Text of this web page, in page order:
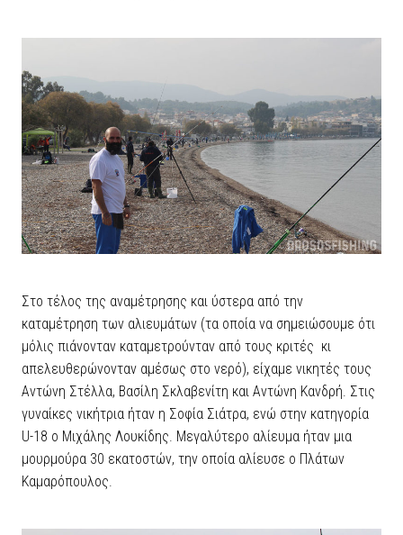
Στο τέλος της αναμέτρησης και ύστερα από την
καταμέτρηση των αλιευμάτων (τα οποία να σημειώσουμε ότι
μόλις πιάνονταν καταμετρούνταν από τους κριτές κι
απελευθερώνονταν αμέσως στο νερό), είχαμε νικητές τους
Αντώνη Στέλλα, Βασίλη Σκλαβενίτη και Αντώνη Κανδρή. Στις
γυναίκες νικήτρια ήταν η Σοφία Σιάτρα, ενώ στην κατηγορία
U-18 ο Μιχάλης Λουκίδης. Μεγαλύτερο αλίευμα ήταν μια
μουρμούρα 30 εκατοστών, την οποία αλίευσε ο Πλάτων
Καμαρόπουλος.